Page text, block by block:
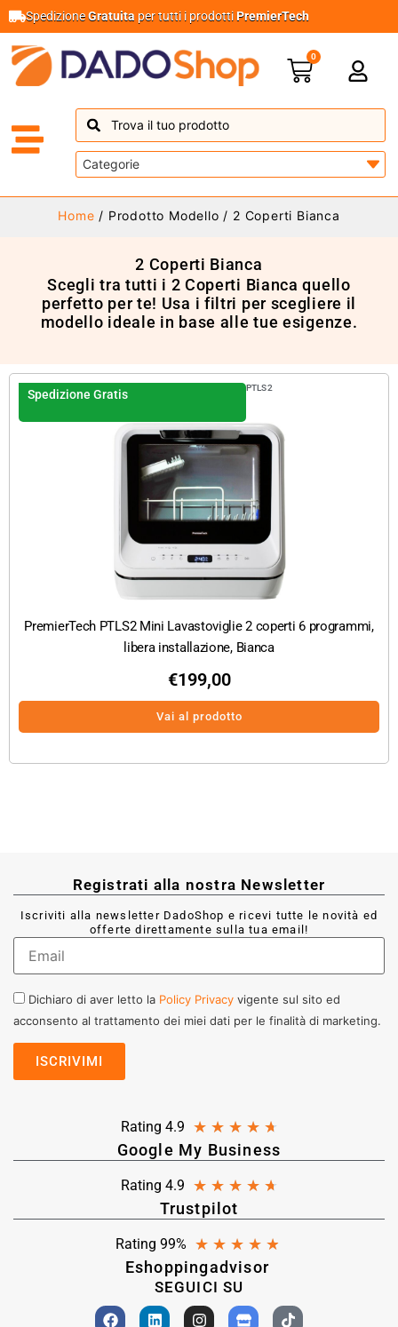
SpedizioneGratuita per tutti i prodottiPremierTech
0
Home / Prodotto Modello / 2 Coperti Bianca
2 Coperti Bianca
Scegli tra tutti i 2 Coperti Bianca quello
perfetto per te! Usa i filtri per scegliere il
modello ideale in base alle tue esigenze.
Spedizione Gratis PTLS2
PremierTech PTLS2 Mini Lavastoviglie 2 coperti 6 programmi,
libera installazione, Bianca
€199,00
Vai al prodotto
Registrati alla nostra Newsletter
Iscriviti alla newsletter DadoShop e ricevi tutte le novità ed
offerte direttamente sulla tua email!
Dichiaro di aver letto la Policy Privacy vigente sul sito ed
acconsento al trattamento dei miei dati per le finalità di marketing.
Rating 4.9 ★ ★ ★ ★ ★
Google My Business
Rating 4.9 ★ ★ ★ ★ ★
Trustpilot
Rating 99% ★ ★ ★ ★ ★
Eshoppingadvisor
SEGUICI SU